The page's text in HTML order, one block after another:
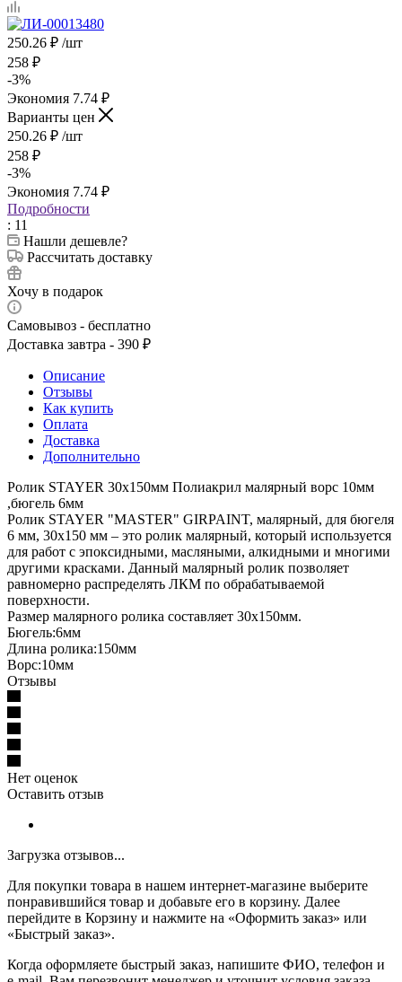
250.26 ₽ /шт
258 ₽
-3%
Экономия 7.74 ₽
Варианты цен
250.26 ₽ /шт
258 ₽
-3%
Экономия 7.74 ₽
Подробности
: 11
Нашли дешевле?
Рассчитать доставку
Хочу в подарок
Самовывоз - бесплатно
Доставка завтра - 390 ₽
Описание
Отзывы
Как купить
Оплата
Доставка
Дополнительно
Ролик STAYER 30х150мм Полиакрил малярный ворс 10мм
,бюгель 6мм
Ролик STAYER "MASTER" GIRPAINT, малярный, для бюгеля
6 мм, 30х150 мм – это ролик малярный, который используется
для работ с эпоксидными, масляными, алкидными и многими
другими красками. Данный малярный ролик позволяет
равномерно распределять ЛКМ по обрабатываемой
поверхности.
Размер малярного ролика составляет 30х150мм.
Бюгель:6мм
Длина ролика:150мм
Ворс:10мм
Отзывы
Нет оценок
Оставить отзыв
Загрузка отзывов...
Для покупки товара в нашем интернет-магазине выберите
понравившийся товар и добавьте его в корзину. Далее
перейдите в Корзину и нажмите на «Оформить заказ» или
«Быстрый заказ».
Когда оформляете быстрый заказ, напишите ФИО, телефон и